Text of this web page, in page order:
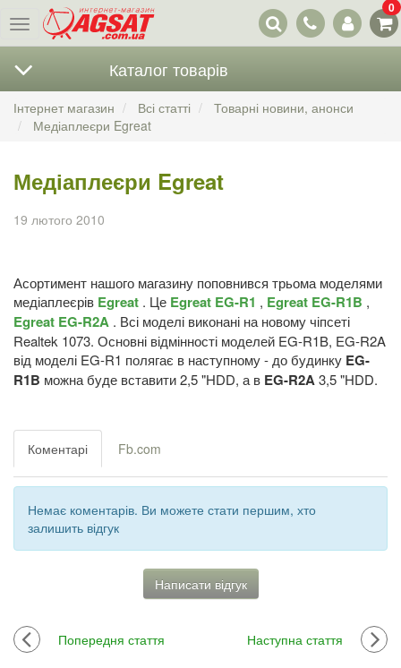
Меню
Наші
контакти
0
Каталог товарів
Інтернет магазин Всі статті
Товарні новини, анонси
Медіаплеєри Egreat
Медіаплеєри Egreat
19 лютого 2010
Асортимент нашого магазину поповнився трьома моделями
медіаплеєрів Egreat . Це Egreat EG-R1 , Egreat EG-R1B ,
Egreat EG-R2A . Всі моделі виконані на новому чіпсеті
Realtek 1073. Основні відмінності моделей EG-R1B, EG-R2A
від моделі EG-R1 полягає в наступному - до будинку EG-
R1B можна буде вставити 2,5 "HDD, а в EG-R2A3,5 "HDD.
Коментарі Fb.com
Немає коментарів. Ви можете стати першим, хто
залишить відгук
Написати відгук
Попередня стаття Наступна стаття